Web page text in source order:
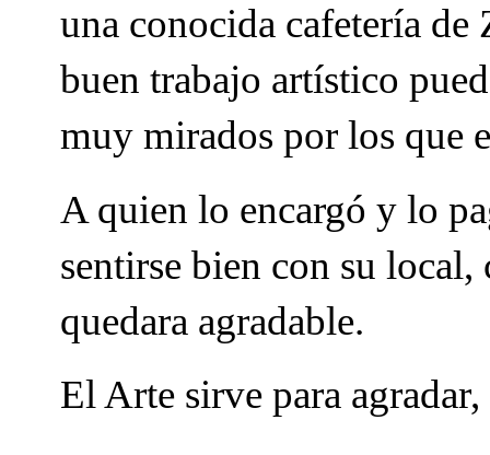
una conocida cafetería
buen trabajo artístico
muy mirados por los que
A quien lo encargó y lo
sentirse bien con su
quedara agradable.
El Arte sirve para